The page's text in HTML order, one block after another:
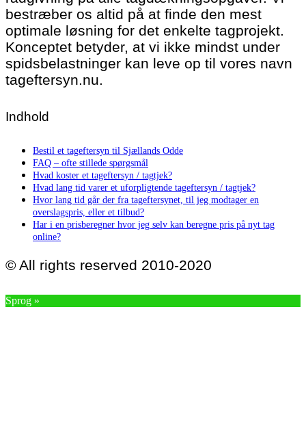
bestræber os altid på at finde den mest
optimale løsning for det enkelte tagprojekt.
Konceptet betyder, at vi ikke mindst under
spidsbelastninger kan leve op til vores navn
tageftersyn.nu.
Indhold
Bestil et tageftersyn til Sjællands Odde
FAQ – ofte stillede spørgsmål
Hvad koster et tageftersyn / tagtjek?
Hvad lang tid varer et uforpligtende tageftersyn / tagtjek?
Hvor lang tid går der fra tageftersynet, til jeg modtager en
overslagspris, eller et tilbud?
Har i en prisberegner hvor jeg selv kan beregne pris på nyt tag
online?
© All rights reserved 2010-2020
Sprog »